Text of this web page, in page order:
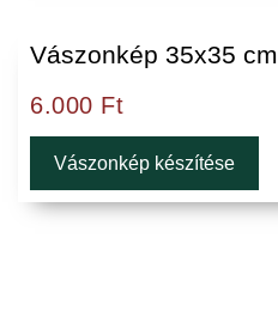
Vászonkép 35x35 cm
6.000 Ft
Vászonkép készítése